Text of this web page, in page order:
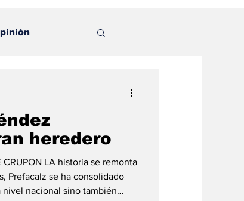
heredero
CRUPON LA historia se remonta
Prefacalz se ha consolidado
nivel nacional sino también